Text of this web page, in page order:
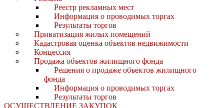
Реестр рекламных мест
Информация о проводимых торгах
Результаты торгов
Приватизация жилых помещений
Кадастровая оценка объектов недвижимости
Концессия
Продажа объектов жилищного фонда
Решения о продаже объектов жилищного
фонда
Информация о проводимых торгах
Результаты торгов
ОСУЩЕСТВЛЕНИЕ ЗАКУПОК